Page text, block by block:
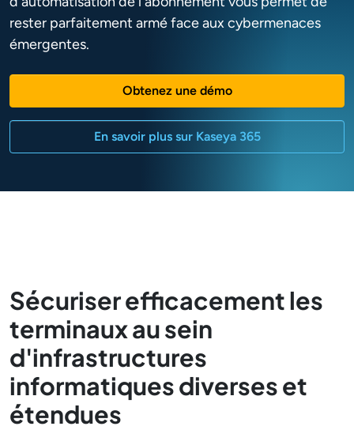
rester parfaitement armé face aux cybermenaces
émergentes.
Obtenez une démo
En savoir plus sur Kaseya 365
Sécuriser efficacement les
terminaux au sein
d'infrastructures
informatiques diverses et
étendues